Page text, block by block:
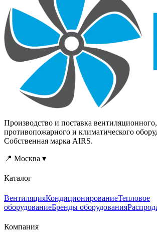
Производство и поставка вентиляционного,
противопожарного и климатического
Собственная марка AIRS.
📍 Москва ▾
Каталог
ВентиляцияКондиционированиеТепловое
оборудованиеБренды оборудования
Компания